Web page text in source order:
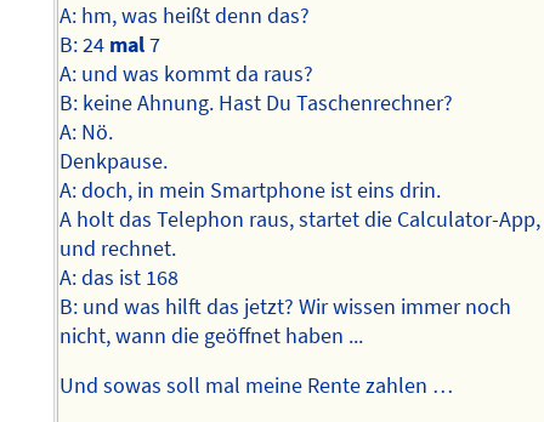
A: hm, was heißt denn das?
B: 24 mal7
A: und was kommt da raus?
B: keine Ahnung. Hast Du Taschenrechner?
A: Nö.
Denkpause.
A: doch, in mein Smartphone ist eins drin.
A holt das Telephon raus, startet die Calculator-App,
und rechnet.
A: das ist 168
B: und was hilft das jetzt? Wir wissen immer noch
nicht, wann die geöffnet haben ...
Und sowas soll mal meine Rente zahlen …